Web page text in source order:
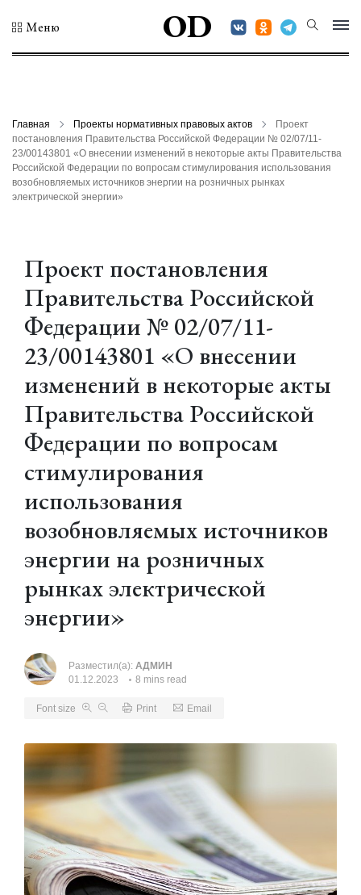
Меню OD
Главная Проекты нормативных правовых актов
Проект
постановления Правительства Российской Федерации № 02/07/11-
23/00143801 «О внесении изменений в некоторые акты Правительства
Российской Федерации по вопросам стимулирования использования
возобновляемых источников энергии на розничных рынках
электрической энергии»
Проект постановления
Правительства Российской
Федерации № 02/07/11-
23/00143801 «О внесении
изменений в некоторые акты
Правительства Российской
Федерации по вопросам
стимулирования
использования
возобновляемых источников
энергии на розничных
рынках электрической
энергии»
Разместил(а): АДМИН
01.12.2023
8 mins read
Font size Print Email